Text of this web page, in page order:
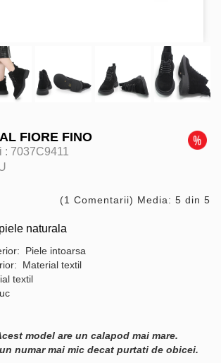
FIORE FINO
: 7037C9411
(1 Comentarii) Media: 5 din 5
naturala
Piele intoarsa
Material textil
textil
model are un calapod mai mare.
numar mai mic decat purtati de obicei.